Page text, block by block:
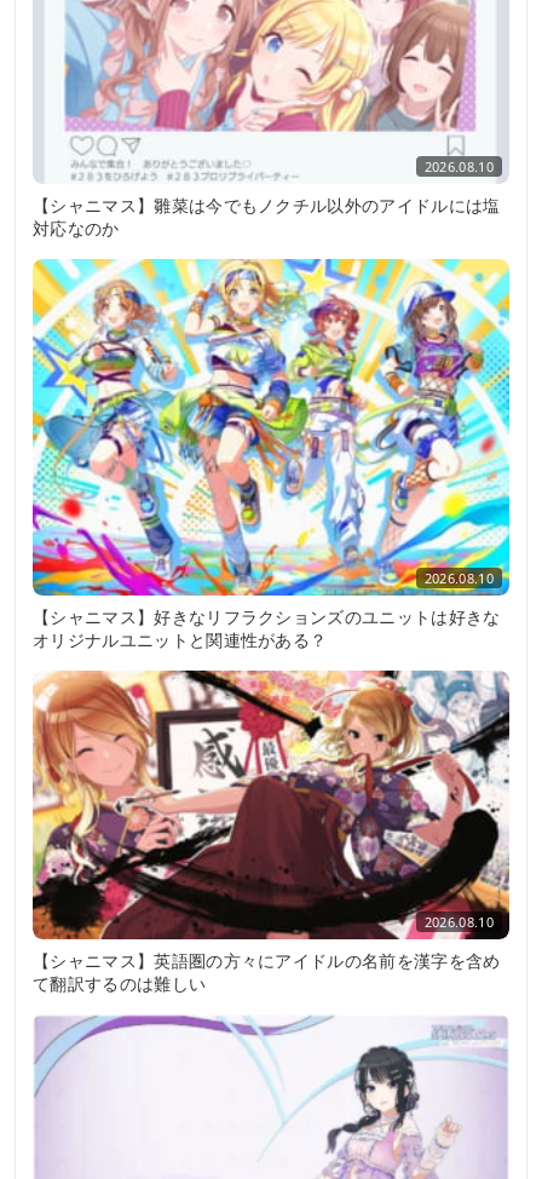
2026.08.10
【シャニマス】雛菜は今でもノクチル以外のアイドルには塩
対応なのか
2026.08.10
【シャニマス】好きなリフラクションズのユニットは好きな
オリジナルユニットと関連性がある？
2026.08.10
【シャニマス】英語圏の方々にアイドルの名前を漢字を含め
て翻訳するのは難しい